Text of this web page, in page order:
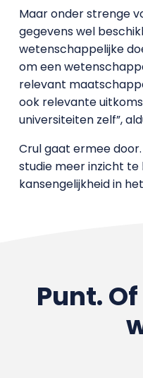
Maar onder strenge
gegevens wel
wetenschappelijke
om een
relevant
ook relevante
universiteiten zelf”,
Crul gaat ermee
studie meer inzicht te
kansengelijkheid in
Punt.